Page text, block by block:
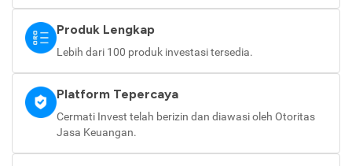
Produk Lengkap
Lebih dari 100 produk investasi tersedia.
Platform Tepercaya
Cermati Invest telah berizin dan diawasi oleh Otoritas
Jasa Keuangan.